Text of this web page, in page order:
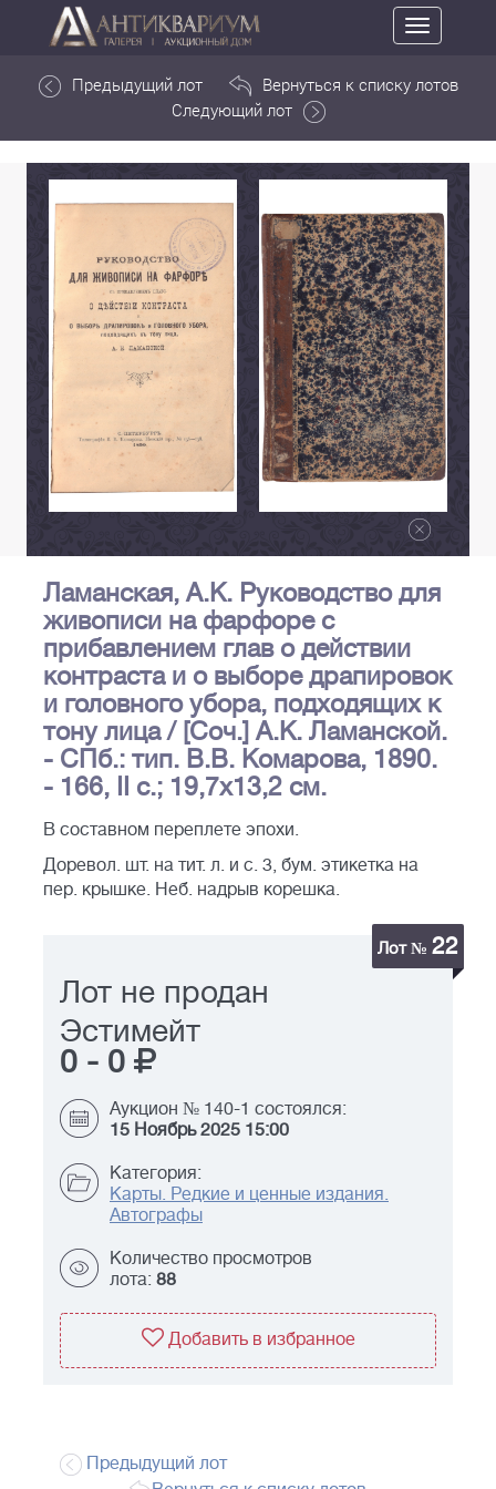
Toggle
navigation
Предыдущий лот
Вернуться к списку лотов
Следующий лот
Ламанская, А.К. Руководство для
живописи на фарфоре с
прибавлением глав о действии
контраста и о выборе драпировок
и головного убора, подходящих к
тону лица / [Соч.] А.К. Ламанской.
- СПб.: тип. В.В. Комарова, 1890.
- 166, II с.; 19,7х13,2 см.
В составном переплете эпохи.
Доревол. шт. на тит. л. и с. 3, бум. этикетка на
пер. крышке. Неб. надрыв корешка.
Лот № 22
Лот не продан
Эстимейт
0 - 0
Аукцион № 140-1 состоялся:
15 Ноябрь 2025 15:00
Категория:
Карты. Редкие и ценные издания.
Автографы
Количество просмотров
лота: 88
Добавить в избранное
Предыдущий лот